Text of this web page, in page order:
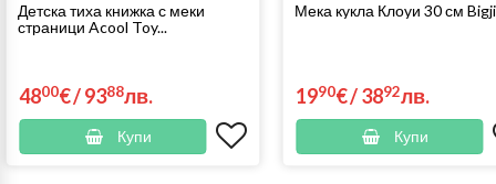
Детска тиха книжка с меки
страници Acool Toy...
4800€/9388лв.
Купи
Мека кукла Клоуи 30 см
1990€/3892лв.
Купи